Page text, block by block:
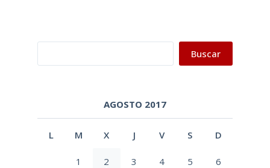
Buscar
AGOSTO 2017
L M X J V S D
1 2 3 4 5 6